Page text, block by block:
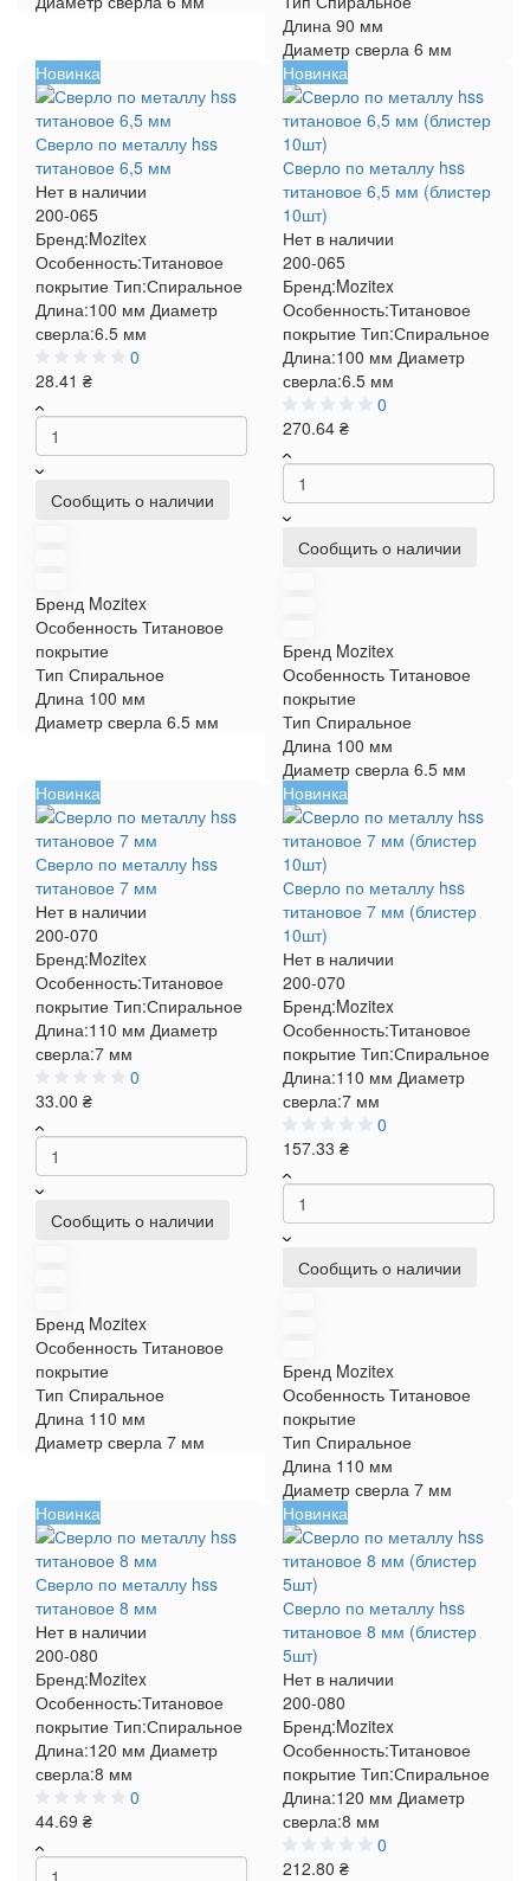
Длина 90 мм
Диаметр сверла 6 мм
Новинка
Сверло по металлу hss
титановое 6,5 мм
Нет в наличии
200-065
Бренд:Mozitex
Особенность:Титановое
покрытие Тип:Спиральное
Длина:100 мм Диаметр
сверла:6.5 мм
0
28.41 ₴
Сообщить о наличии
Бренд Mozitex
Особенность Титановое
покрытие
Тип Спиральное
Длина 100 мм
Диаметр сверла 6.5 мм
Новинка
Сверло по металлу hss
титановое 6,5 мм (блистер
10шт)
Нет в наличии
200-065
Бренд:Mozitex
Особенность:Титановое
покрытие Тип:Спиральное
Длина:100 мм Диаметр
сверла:6.5 мм
0
270.64 ₴
Сообщить о наличии
Бренд Mozitex
Особенность Титановое
покрытие
Тип Спиральное
Длина 100 мм
Диаметр сверла 6.5 мм
Новинка
Сверло по металлу hss
титановое 7 мм
Нет в наличии
200-070
Бренд:Mozitex
Особенность:Титановое
покрытие Тип:Спиральное
Длина:110 мм Диаметр
сверла:7 мм
0
33.00 ₴
Сообщить о наличии
Бренд Mozitex
Особенность Титановое
покрытие
Тип Спиральное
Длина 110 мм
Диаметр сверла 7 мм
Новинка
Сверло по металлу hss
титановое 7 мм (блистер
10шт)
Нет в наличии
200-070
Бренд:Mozitex
Особенность:Титановое
покрытие Тип:Спиральное
Длина:110 мм Диаметр
сверла:7 мм
0
157.33 ₴
Сообщить о наличии
Бренд Mozitex
Особенность Титановое
покрытие
Тип Спиральное
Длина 110 мм
Диаметр сверла 7 мм
Новинка
Сверло по металлу hss
титановое 8 мм
Нет в наличии
200-080
Бренд:Mozitex
Особенность:Титановое
покрытие Тип:Спиральное
Длина:120 мм Диаметр
сверла:8 мм
0
44.69 ₴
Новинка
Сверло по металлу hss
титановое 8 мм (блистер
5шт)
Нет в наличии
200-080
Бренд:Mozitex
Особенность:Титановое
покрытие Тип:Спиральное
Длина:120 мм Диаметр
сверла:8 мм
0
212.80 ₴